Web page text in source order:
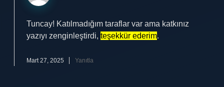
Tuncay! Katılmadığım taraflar var ama katkınız
yazıyı zenginleştirdi, teşekkür ederim.
Mart 27, 2025 Yanıtla